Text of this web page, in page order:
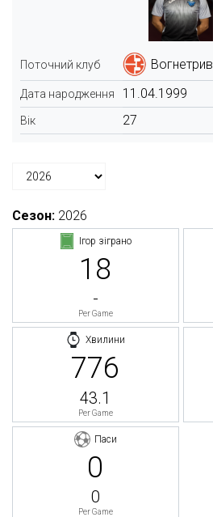
Поточний клуб Вогнетрив
Дата народження 11.04.1999
Вік 27
Сезон: 2026
Ігор зіграно
18
-
Per Game
Хвилини
776
43.1
Per Game
Паси
0
0
Per Game